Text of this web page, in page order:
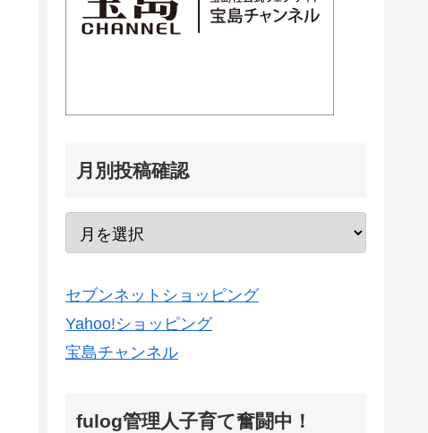
月別投稿確認
セブンネットショッピング
Yahoo!ショッピング
宝島チャンネル
fulog管理人子育て奮闘中！